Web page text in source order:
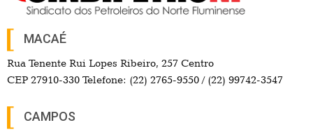
MACAÉ
Rua Tenente Rui Lopes Ribeiro, 257 Centro
CEP 27910-330 Telefone: (22) 2765-9550 / (22) 99742-3547
CAMPOS